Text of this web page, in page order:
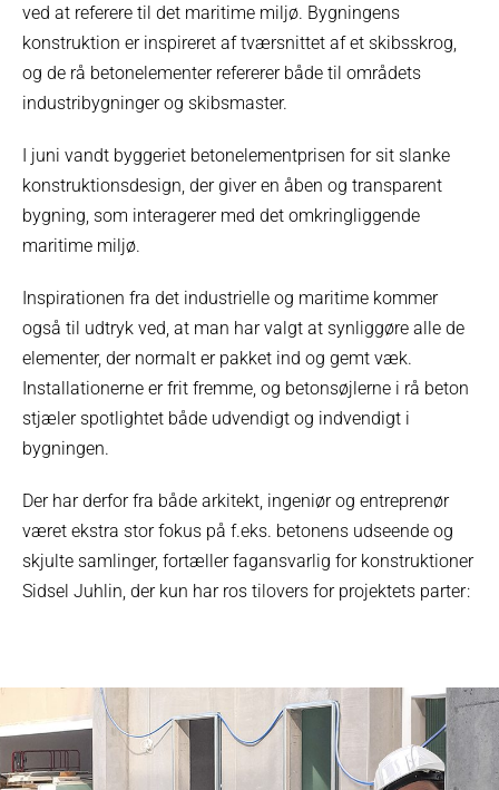
ved at referere til det maritime miljø. Bygningens
konstruktion er inspireret af tværsnittet af et skibsskrog,
og de rå betonelementer refererer både til områdets
industribygninger og skibsmaster.
I juni vandt byggeriet betonelementprisen for sit slanke
konstruktionsdesign, der giver en åben og transparent
bygning, som interagerer med det omkringliggende
maritime miljø.
Inspirationen fra det industrielle og maritime kommer
også til udtryk ved, at man har valgt at synliggøre alle de
elementer, der normalt er pakket ind og gemt væk.
Installationerne er frit fremme, og betonsøjlerne i rå beton
stjæler spotlightet både udvendigt og indvendigt i
bygningen.
Der har derfor fra både arkitekt, ingeniør og entreprenør
været ekstra stor fokus på f.eks. betonens udseende og
skjulte samlinger, fortæller fagansvarlig for konstruktioner
Sidsel Juhlin, der kun har ros tilovers for projektets parter :